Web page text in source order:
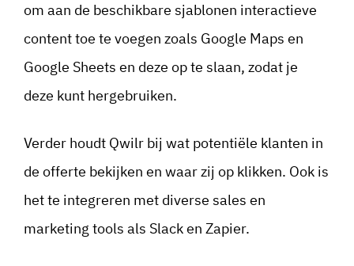
om aan de beschikbare sjablonen interactieve
content toe te voegen zoals Google Maps en
Google Sheets en deze op te slaan, zodat je
deze kunt hergebruiken.
Verder houdt Qwilr bij wat potentiële klanten in
de offerte bekijken en waar zij op klikken. Ook is
het te integreren met diverse sales en
marketing tools als Slack en Zapier.